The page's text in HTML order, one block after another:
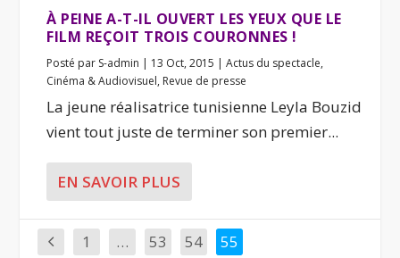
À PEINE A-T-IL OUVERT LES YEUX QUE LE
FILM REÇOIT TROIS COURONNES !
Posté par S-admin | 13 Oct, 2015 |Actus du spectacle,
Cinéma & Audiovisuel, Revue de presse
La jeune réalisatrice tunisienne Leyla Bouzid
vient tout juste de terminer son premier...
EN SAVOIR PLUS
1 … 53 54 55